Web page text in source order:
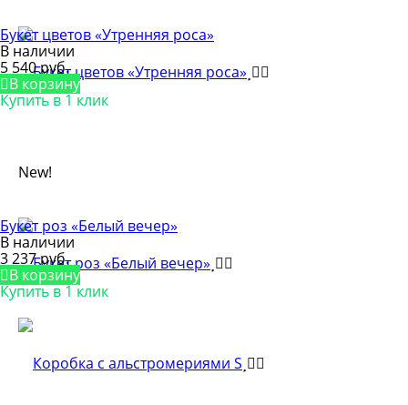
Букет цветов «Утренняя роса»
В наличии
5 540 руб.
В корзину
Купить в 1 клик
New!
Букет роз «Белый вечер»
В наличии
3 237 руб.
В корзину
Купить в 1 клик